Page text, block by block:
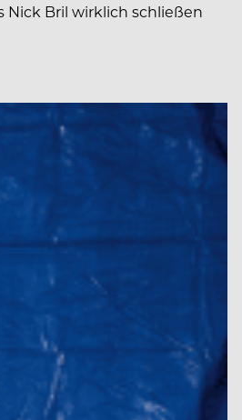
Nick Bril wirklich schließen